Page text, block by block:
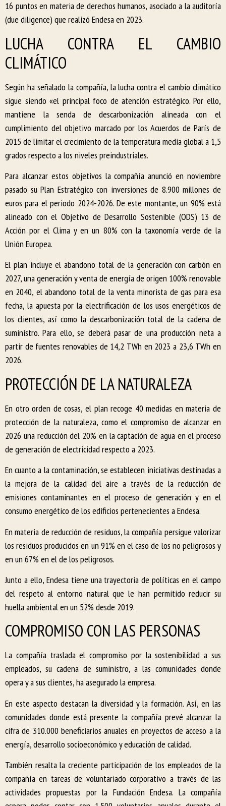
16 puntos en materia de derechos humanos, asociado a la auditoría
(due diligence) que realizó Endesa en 2023.
LUCHA CONTRA EL CAMBIO
CLIMÁTICO
Según ha señalado la compañía, la lucha contra el cambio climático
sigue siendo «el principal foco de atención estratégico. Por ello,
mantiene la senda de descarbonización alineada con el
cumplimiento del objetivo marcado por los Acuerdos de París de
2015 de limitar el crecimiento de la temperatura media global a 1,5
grados respecto a los niveles preindustriales.
Para alcanzar estos objetivos la compañía anunció en noviembre
pasado su Plan Estratégico con inversiones de 8.900 millones de
euros para el periodo 2024-2026. De este montante, un 90% está
alineado con el Objetivo de Desarrollo Sostenible (ODS) 13 de
Acción por el Clima y en un 80% con la taxonomía verde de la
Unión Europea.
El plan incluye el abandono total de la generación con carbón en
2027, una generación y venta de energía de origen 100% renovable
en 2040, el abandono total de la venta minorista de gas para esa
fecha, la apuesta por la electrificación de los usos energéticos de
los clientes, así como la descarbonización total de la cadena de
suministro. Para ello, se deberá pasar de una producción neta a
partir de fuentes renovables de 14,2 TWh en 2023 a 23,6 TWh en
2026.
PROTECCIÓN DE LA NATURALEZA
En otro orden de cosas, el plan recoge 40 medidas en materia de
protección de la naturaleza, como el compromiso de alcanzar en
2026 una reducción del 20% en la captación de agua en el proceso
de generación de electricidad respecto a 2023.
En cuanto a la contaminación, se establecen iniciativas destinadas a
la mejora de la calidad del aire a través de la reducción de
emisiones contaminantes en el proceso de generación y en el
consumo energético de los edificios pertenecientes a Endesa.
En materia de reducción de residuos, la compañía persigue valorizar
los residuos producidos en un 91% en el caso de los no peligrosos y
en un 67% en el de los peligrosos.
Junto a ello, Endesa tiene una trayectoria de políticas en el campo
del respeto al entorno natural que le han permitido reducir su
huella ambiental en un 52% desde 2019.
COMPROMISO CON LAS PERSONAS
La compañía traslada el compromiso por la sostenibilidad a sus
empleados, su cadena de suministro, a las comunidades donde
opera y a sus clientes, ha asegurado la empresa.
En este aspecto destacan la diversidad y la formación. Así, en las
comunidades donde está presente la compañía prevé alcanzar la
cifra de 310.000 beneficiarios anuales en proyectos de acceso a la
energía, desarrollo socioeconómico y educación de calidad.
También resalta la creciente participación de los empleados de la
compañía en tareas de voluntariado corporativo a través de las
actividades propuestas por la Fundación Endesa. La compañía